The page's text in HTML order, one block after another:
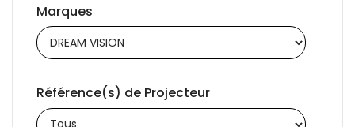
Marques
Référence(s) de Projecteur